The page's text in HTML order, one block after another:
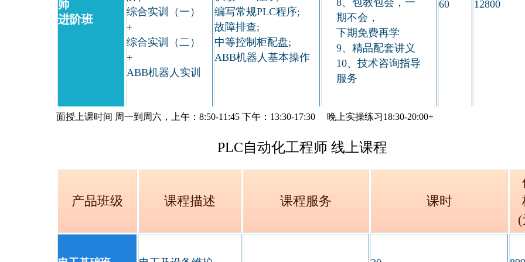
期不会，
下期免费再学
9、精品配套讲义
10、技术咨询指导
服务
师
进阶班
综合实训（一）
+
综合实训（二）
+
ABB机器人实训
编写常规PLC程序;
故障排查;
中等控制柜配盘;
ABB机器人基本操作
60 12800
面授上课时间 周一到周六，上午：8:50-11:45 下午：13:30-17:30 晚上实操练习18:30-20:00+
PLC自动化工程师 线上课程
产品班级 课程描述 课程服务 课时